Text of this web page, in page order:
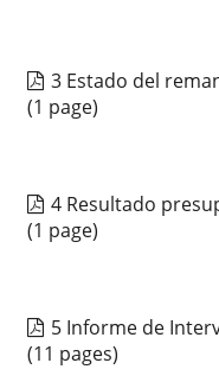
3 Estado del
(1 page)
4 Resultado
(1 page)
5 Informe de
(11 pages)